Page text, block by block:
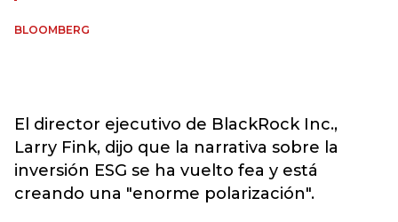
BLOOMBERG
El director ejecutivo de BlackRock Inc.,
Larry Fink, dijo que la narrativa sobre la
inversión ESG se ha vuelto fea y está
creando una "enorme polarización".